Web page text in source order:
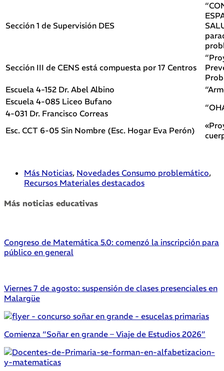
Sección 1 de Supervisión DES
Sección III de CENS está compuesta por 17 Centros
Escuela 4-152 Dr. Abel Albino
Escuela 4-085 Liceo Bufano
4-031 Dr. Francisco Correas
Esc. CCT 6-05 Sin Nombre (Esc. Hogar Eva Perón)
Más Noticias, Novedades Consumo problemático,
Recursos Materiales destacados
Más noticias educativas
Congreso de Matemática 5.0: comenzó la inscripción para
público en general
Viernes 7 de agosto: suspensión de clases presenciales en
Malargüe
Comienza “Soñar en grande – Viaje de Estudios 2026”